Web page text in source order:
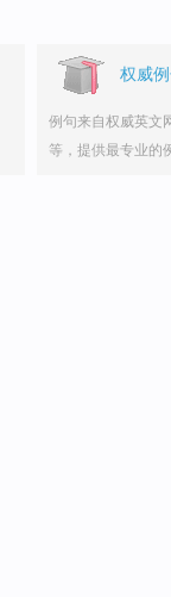
权威
例句来自权威英文
等，提供最专业的